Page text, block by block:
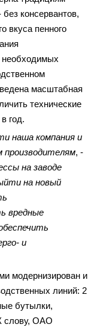
консервантов,
вкуса пенного
необходимых
масштабная
технические
год.
наша компания и
производителям, -
на заводе
на новый
вредные
и
модернизирован и
линий: 2
бутылки,
слову, ОАО